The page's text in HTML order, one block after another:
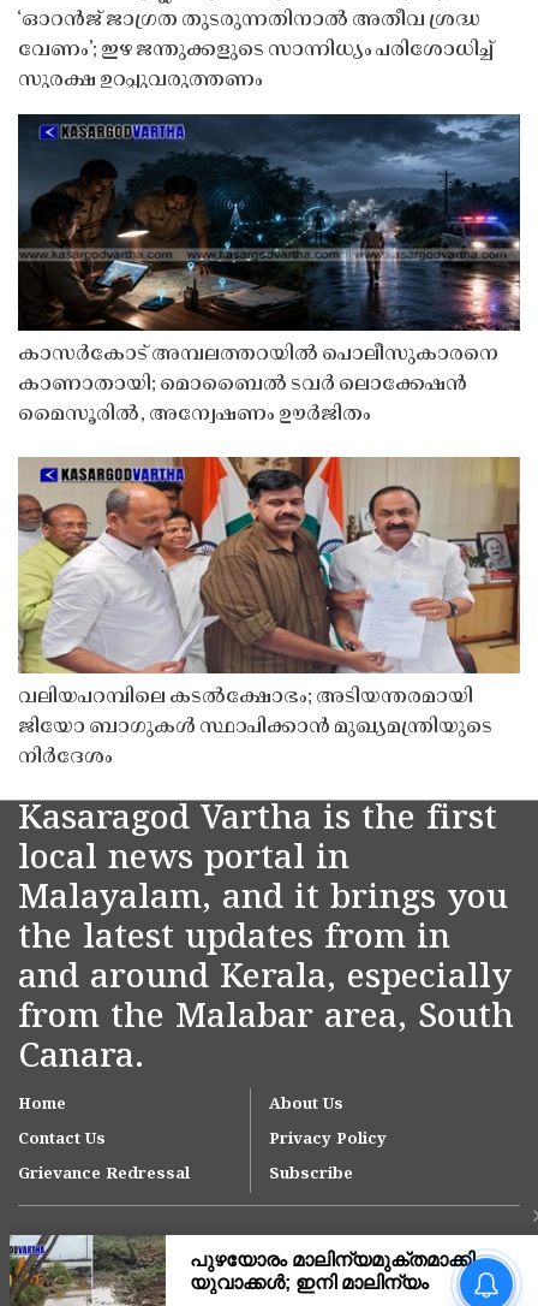
‘ഓറൻജ് ജാഗ്രത തുടരുന്നതിനാൽ അതീവ ശ്രദ്ധ
വേണം’; ഇഴ ജന്തുക്കളുടെ സാന്നിധ്യം പരിശോധിച്ച്
സുരക്ഷ ഉറപ്പുവരുത്തണം
കാസർകോട് അമ്പലത്തറയിൽ പൊലീസുകാരനെ
കാണാതായി; മൊബൈൽ ടവർ ലൊക്കേഷൻ
മൈസൂരിൽ, അന്വേഷണം ഊർജിതം
വലിയപറമ്പിലെ കടൽക്ഷോഭം; അടിയന്തരമായി
ജിയോ ബാഗുകൾ സ്ഥാപിക്കാൻ മുഖ്യമന്ത്രിയുടെ
നിർദേശം
Kasaragod Vartha is the first
local news portal in
Malayalam, and it brings you
the latest updates from in
and around Kerala, especially
from the Malabar area, South
Canara.
Home
About Us
Contact Us
Privacy Policy
Grievance Redressal
Subscribe
വലിയപറമ്പിലെ
കടൽക്ഷോഭം;